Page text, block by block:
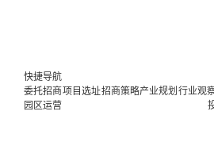
快捷导航
委托招商项目选址招商策略产业规划 行业观
园区运营